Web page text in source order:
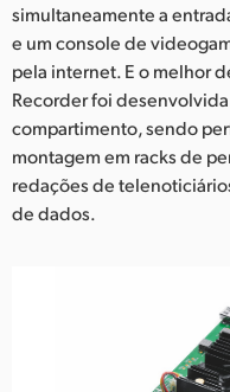
United States
simultaneamente a
e um console de
pela internet. E o melhor
Recorder foi
compartimento, sendo
montagem em racks de
redações de
de dados.